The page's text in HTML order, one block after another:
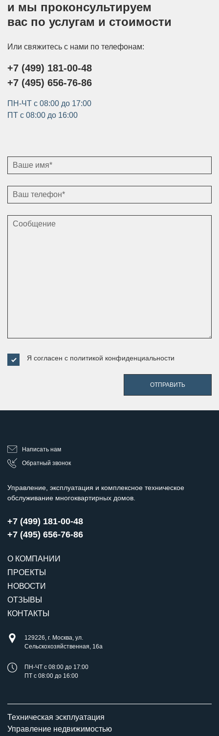
и мы проконсультируем
вас по услугам и стоимости
Или свяжитесь с нами по телефонам:
+7 (499) 181-00-48
+7 (495) 656-76-86
ПН-ЧТ с 08:00 до 17:00
ПТ с 08:00 до 16:00
Я согласен с политикой конфиденциальности
ОТПРАВИТЬ
Написать нам
Обратный звонок
Управление, эксплуатация и комплексное техническое
обслуживание многоквартирных домов.
+7 (499) 181-00-48
+7 (495) 656-76-86
О КОМПАНИИ
ПРОЕКТЫ
НОВОСТИ
ОТЗЫВЫ
КОНТАКТЫ
129226, г. Москва, ул.
Сельскохозяйственная, 16а
ПН-ЧТ с 08:00 до 17:00
ПТ с 08:00 до 16:00
Техническая эскплуатация
Управление недвижимостью